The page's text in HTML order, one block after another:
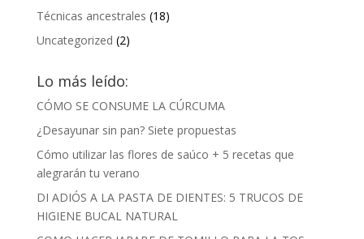
Técnicas ancestrales (18)
Uncategorized (2)
Lo más leído:
CÓMO SE CONSUME LA CÚRCUMA
¿Desayunar sin pan? Siete propuestas
Cómo utilizar las flores de saúco + 5 recetas que
alegrarán tu verano
DI ADIÓS A LA PASTA DE DIENTES: 5 TRUCOS DE
HIGIENE BUCAL NATURAL